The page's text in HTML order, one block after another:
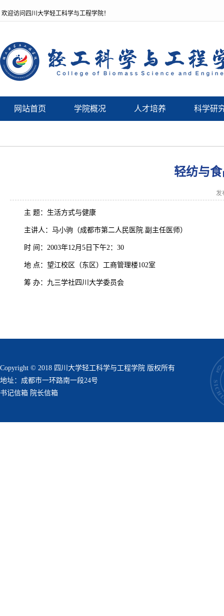
欢迎访问四川大学轻工科学与工程学院！
网站首页 学院概况 人才培养 科学研
轻纺与
发
主 题：生活方式与健康
主讲人：马小驹（成都市第二人民医院.副主任医师）
时 间：2003年12月5日下午2：30
地 点：望江校区（东区）工商管理楼102室
筹 办：九三学社四川大学委员会
Copyright © 2018 四川大学轻工科学与工程学院 版权所有
地址：成都市一环路南一段24号
书记信箱 院长信箱